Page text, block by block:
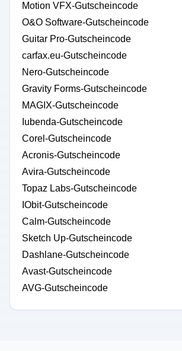
Motion VFX-Gutscheincode
O&O Software-Gutscheincode
Guitar Pro-Gutscheincode
carfax.eu-Gutscheincode
Nero-Gutscheincode
Gravity Forms-Gutscheincode
MAGIX-Gutscheincode
Iubenda-Gutscheincode
Corel-Gutscheincode
Acronis-Gutscheincode
Avira-Gutscheincode
Topaz Labs-Gutscheincode
IObit-Gutscheincode
Calm-Gutscheincode
Sketch Up-Gutscheincode
Dashlane-Gutscheincode
Avast-Gutscheincode
AVG-Gutscheincode